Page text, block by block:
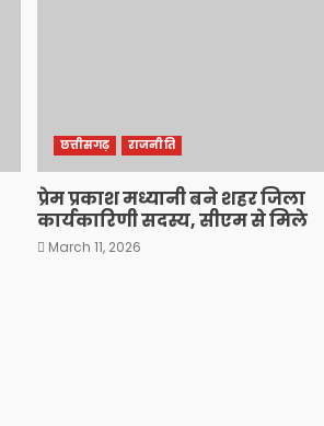
छत्तीसगढ़ राजनीति
प्रेम प्रकाश मध्यानी बने शहर जिला
कार्यकारिणी सदस्य, सीएम से मिले
March 11, 2026